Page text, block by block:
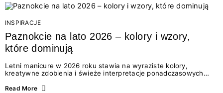
Motywem przewodnim jest eksplorowanie i kolekcjonowanie
letnich momentów. Z tej okazji przygotowaliśmy coś absolutnie
wyjątkowego: wielki konkurs z wakacje.pl oraz dawkę
najgorętszych trendów w...
INSPIRACJE
Paznokcie na lato 2026 – kolory i wzory,
które dominują
Letni manicure w 2026 roku stawia na wyraziste kolory,
kreatywne zdobienia i świeże interpretacje ponadczasowych
zarówno energetycznych odcieni inspirowanych wakacjami, jak
Read More